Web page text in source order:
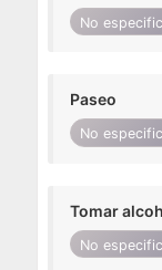
No
Paseo
No
Tomar
No